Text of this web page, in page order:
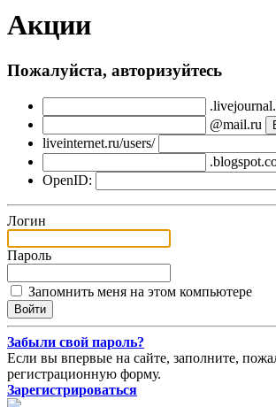
Акции
Пожалуйста, авторизуйтесь
@mail.ru
liveinternet.ru/users/
OpenID:
Логин
Пароль
Запомнить меня на этом компьютере
Забыли свой пароль?
Если вы впервые на сайте, заполните,
регистрационную форму.
Зарегистрироваться